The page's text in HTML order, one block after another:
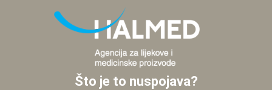
Što je to nuspojava?